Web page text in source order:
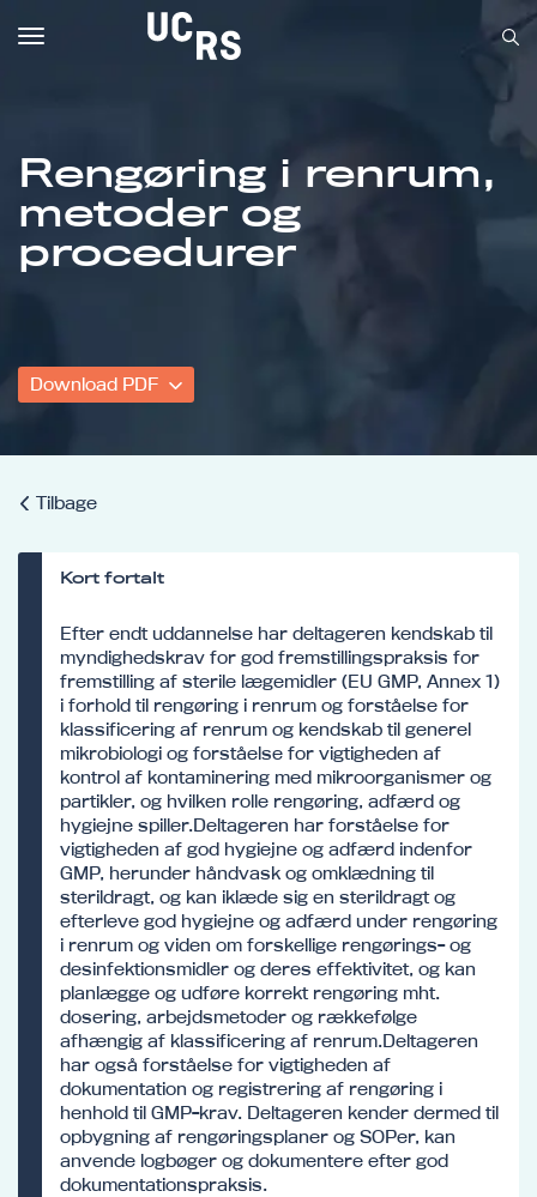
Om UCRS
Bliv faglært
Rengøring i renrum,
metoder og
procedurer
Download PDF
Tilbage
Kort fortalt
Efter endt uddannelse har deltageren kendskab til
myndighedskrav for god fremstillingspraksis for
fremstilling af sterile lægemidler (EU GMP, Annex 1)
i forhold til rengøring i renrum og forståelse for
klassificering af renrum og kendskab til generel
mikrobiologi og forståelse for vigtigheden af
kontrol af kontaminering med mikroorganismer og
partikler, og hvilken rolle rengøring, adfærd og
hygiejne spiller.Deltageren har forståelse for
vigtigheden af god hygiejne og adfærd indenfor
GMP, herunder håndvask og omklædning til
sterildragt, og kan iklæde sig en sterildragt og
efterleve god hygiejne og adfærd under rengøring
i renrum og viden om forskellige rengørings- og
desinfektionsmidler og deres effektivitet, og kan
planlægge og udføre korrekt rengøring mht.
dosering, arbejdsmetoder og rækkefølge
afhængig af klassificering af renrum.Deltageren
har også forståelse for vigtigheden af
dokumentation og registrering af rengøring i
henhold til GMP-krav. Deltageren kender dermed til
opbygning af rengøringsplaner og SOPer, kan
anvende logbøger og dokumentere efter god
dokumentationspraksis.